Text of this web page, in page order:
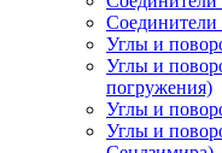
Углы и
Углы и
погружения)
Углы и
Углы и